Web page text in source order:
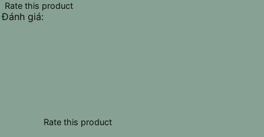
Rate this product
Đánh giá:
Rate this product